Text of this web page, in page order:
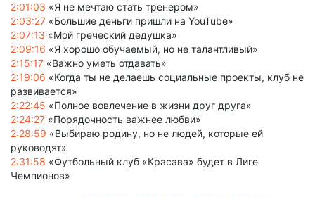
2:01:03 «Я не мечтаю стать тренером»
2:03:27 «Большие деньги пришли на YouTube»
2:07:13 «Мой греческий дедушка»
2:09:16 «Я хорошо обучаемый, но не талантливый»
2:15:17 «Важно уметь отдавать»
2:19:06 «Когда ты не делаешь социальные проекты, клуб не
развивается»
2:22:45 «Полное вовлечение в жизни друг друга»
2:24:27 «Порядочность важнее любви»
2:28:59 «Выбираю родину, но не людей, которые ей
руководят»
2:31:58 «Футбольный клуб «Красава» будет в Лиге
Чемпионов»